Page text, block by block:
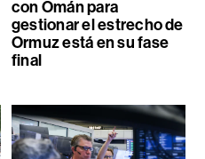
con Omán para
gestionar el estrecho de
Ormuz está en su fase
final